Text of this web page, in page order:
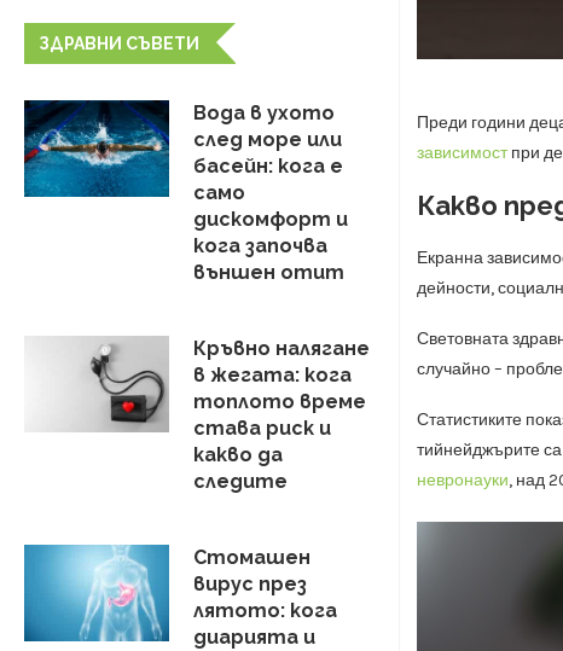
ЗДРАВНИ СЪВЕТИ
Вода в ухото
след море или
басейн: кога е
само
дискомфорт и
кога започва
външен отит
Кръвно налягане
в жегата: кога
топлото време
става риск и
какво да
следите
Стомашен
вирус през
лятото: кога
диарията и
Преди години
зависимостпри
Какво
Екранна
дейности,
Световната
случайно –
Статистиките
тийнейджърите
невронауки, над